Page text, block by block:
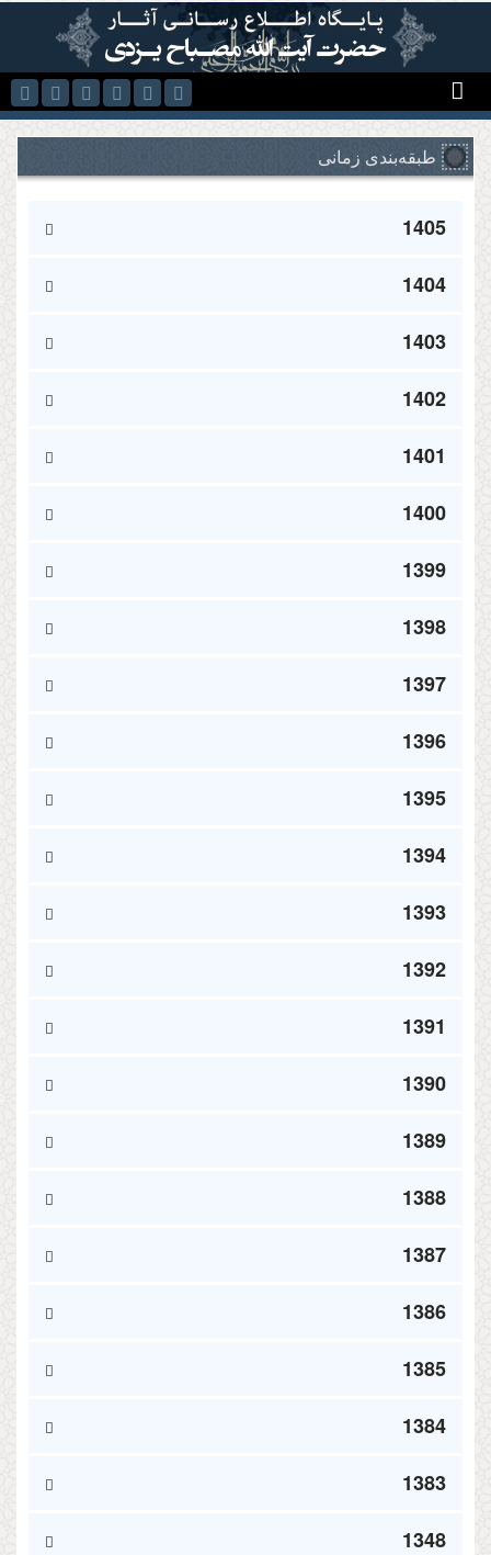
رفتن به محتوای اصلی
طبقه‌بندی زمانی
1405
1404
1403
1402
1401
1400
1399
1398
1397
1396
1395
1394
1393
1392
1391
1390
1389
1388
1387
1386
1385
1384
1383
1348